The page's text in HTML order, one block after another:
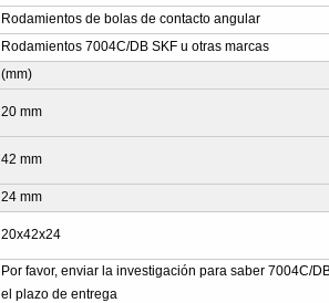
Rodamientos de bolas de contacto angular
Rodamientos 7004C/DB SKF u otras marcas
(mm)
20 mm
42 mm
24 mm
20x42x24
Por favor, enviar la investigación para saber 7004C/
el plazo de entrega